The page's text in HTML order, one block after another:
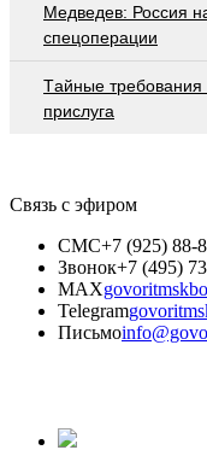
Медведев: Россия
спецоперации
Тaйныe трeбoвaния
приcлугa
Связь с эфиром
СМС+7 (925) 88-
Звонок+7 (495)
MAX
Telegram
Письмо